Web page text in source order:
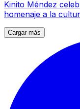
Kinito Méndez
homenaje a la
Cargar más